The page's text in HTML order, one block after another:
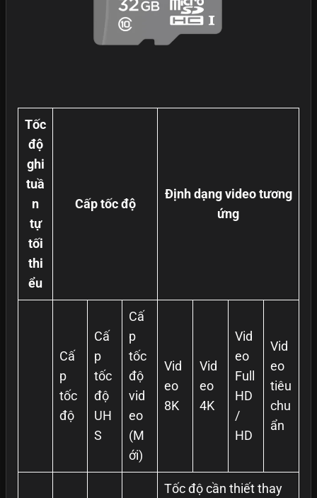
Tốc
độ
ghi
tuầ
n
tự
tối
thi
ểu
Cấp tốc độ
Định dạng video tương
ứng
Cấ
p
tốc
độ
Cấ
p
tốc
độ
UH
S
Cấ
p
tốc
độ
vid
eo
(M
ới)
Vid
eo
8K
Vid
eo
4K
Vid
eo
Full
HD
/
HD
Vid
eo
tiêu
chu
ẩn
Tốc độ cần thiết thay